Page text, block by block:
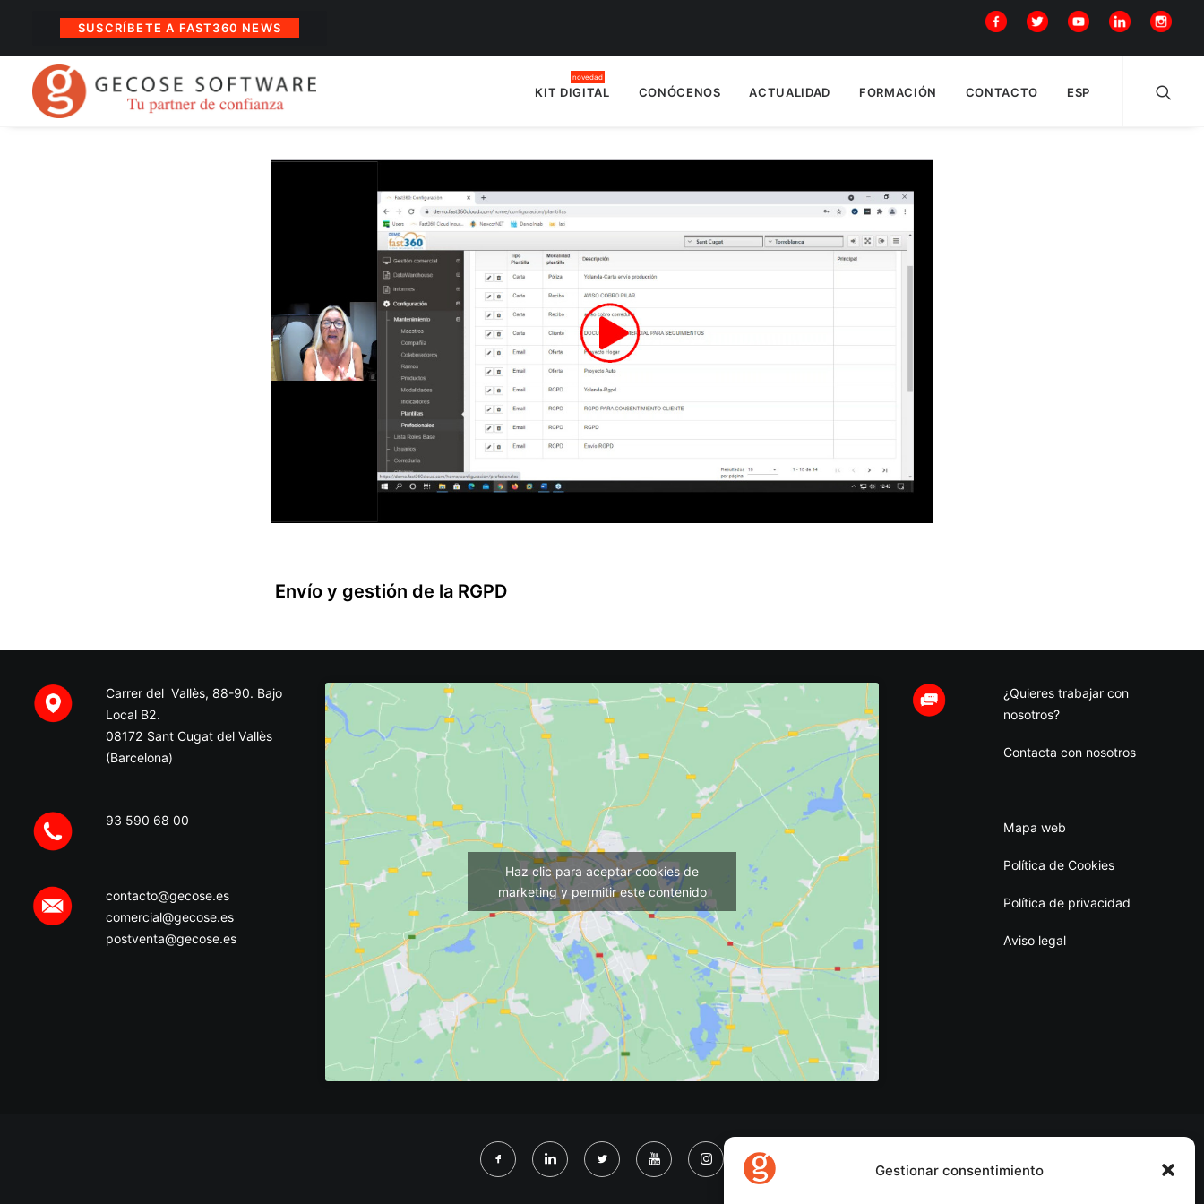
Gestionar consentimiento
SUSCRÍBETE A FAST360 NEWS
KIT DIGITAL CONÓCENOS ACTUALIDAD FORMACIÓN CONTACTO ESP
Envío y gestión de la RGPD
Carrer del Vallès, 88-90. Bajo
Local B2.
08172 Sant Cugat del Vallès
(Barcelona)
93 590 68 00
contacto@gecose.es
comercial@gecose.es
postventa@gecose.es
Haz clic para aceptar cookies de
marketing y permitir este contenido
¿Quieres trabajar con
nosotros?
Contacta con nosotros
Mapa web
Política de Cookies
Política de privacidad
Aviso legal